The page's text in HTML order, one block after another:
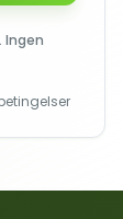
Ingen